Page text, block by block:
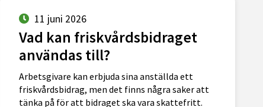
11 juni 2026
Vad kan friskvårdsbidraget
användas till?
Arbetsgivare kan erbjuda sina anställda ett
friskvårdsbidrag, men det finns några saker att
tänka på för att bidraget ska vara skattefritt.